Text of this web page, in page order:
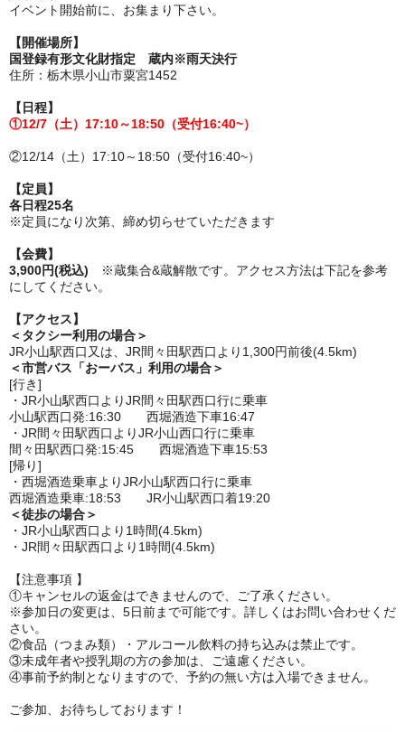
イベント開始前に、お集まり下さい。
【開催場所】
国登録有形文化財指定 蔵内※雨天決行
住所：栃木県小山市粟宮1452
【日程】
①12/7（土）17:10～18:50（受付16:40~）
②12/14（土）17:10～18:50（受付16:40~）
【定員】
各日程25名
※定員になり次第、締め切らせていただきます
【会費】
3,900円(税込) ※蔵集合&蔵解散です。アクセス方法は下記を参考
にしてください。
【アクセス】
＜タクシー利用の場合＞
JR小山駅西口又は、JR間々田駅西口より1,300円前後(4.5km)
＜市営バス「おーバス」利用の場合＞
[行き]
・JR小山駅西口よりJR間々田駅西口行に乗車
小山駅西口発:16:30 西堀酒造下車16:47
・JR間々田駅西口よりJR小山西口行に乗車
間々田駅西口発:15:45 西堀酒造下車15:53
[帰り]
・西堀酒造乗車よりJR小山駅西口行に乗車
西堀酒造乗車:18:53 JR小山駅西口着19:20
＜徒歩の場合＞
・JR小山駅西口より1時間(4.5km)
・JR間々田駅西口より1時間(4.5km)
【注意事項 】
①キャンセルの返金はできませんので、ご了承ください。
※参加日の変更は、5日前まで可能です。詳しくはお問い合わせくだ
さい。
②食品（つまみ類）・アルコール飲料の持ち込みは禁止です。
③未成年者や授乳期の方の参加は、ご遠慮ください。
④事前予約制となりますので、予約の無い方は入場できません。
ご参加、お待ちしております！